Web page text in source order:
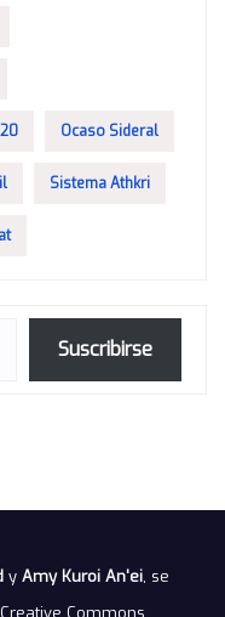
Ocaso Sideral
Sistema Athkri
Suscribirse
y Amy Kuroi An'ei, se
Commons